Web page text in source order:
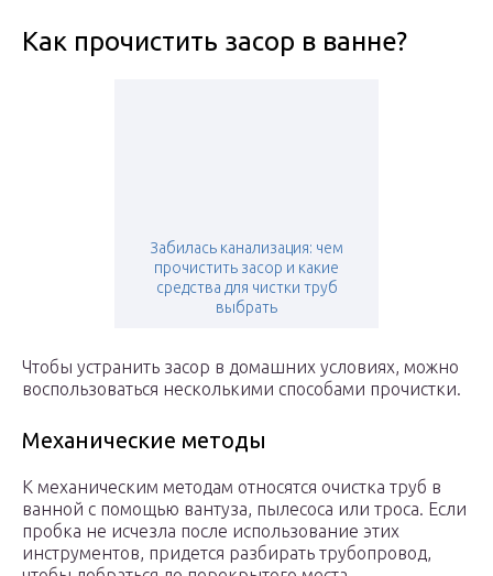
Как прочистить засор в ванне?
Забилась канализация: чем
прочистить засор и какие
средства для чистки труб
выбрать
Чтобы устранить засор в домашних условиях, можно
воспользоваться несколькими способами прочистки.
Механические методы
К механическим методам относятся очистка труб в
ванной с помощью вантуза, пылесоса или троса. Если
пробка не исчезла после использование этих
инструментов, придется разбирать трубопровод,